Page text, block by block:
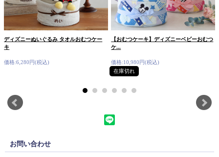
ディズニーぬいぐるみ タオルおむつケー
キ
価格:6,280円(税込)
【おむつケーキ】ディズニーベビーおむつ
ケ...
価格:10,980円(税込)
在庫切れ
お問い合わせ